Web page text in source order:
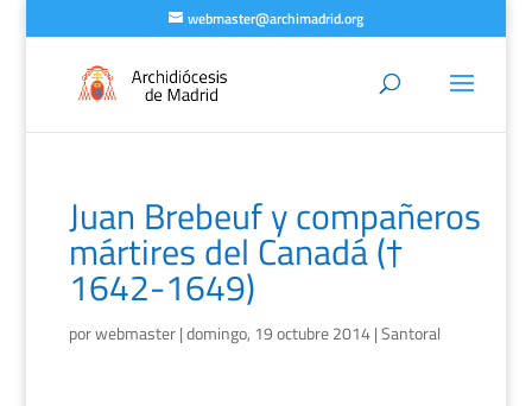
webmaster@archimadrid.org
Juan Brebeuf y compañeros
mártires del Canadá (†
1642-1649)
porwebmaster|domingo, 19 octubre 2014|Santoral